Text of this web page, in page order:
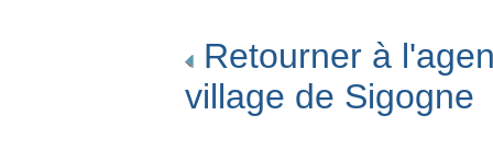
Retourner à
village de Sigogne